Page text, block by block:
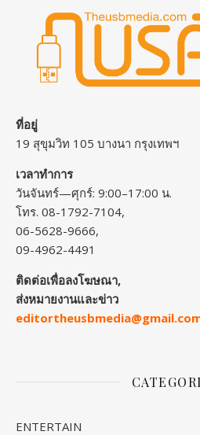
ที่อยู่
19 สุขุมวิท 105 บางนา กรุงเทพฯ
เวลาทำการ
วันจันทร์—ศุกร์: 9:00–17:00 น.
โทร. 08-1792-7104,
06-5628-9666,
09-4962-4491
ติดต่อเพื่อลงโฆษณา,
ส่งหมายงานและข่าว
ENTERTAIN